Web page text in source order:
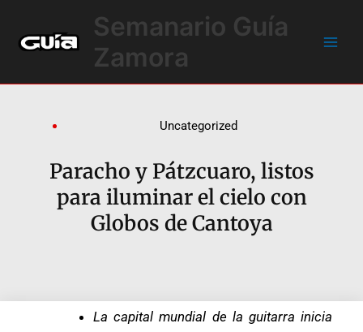
contenido
Semanario Guía
Zamora
Uncategorized
Paracho y Pátzcuaro, listos
para iluminar el cielo con
Globos de Cantoya
La capital mundial de la guitarra inicia